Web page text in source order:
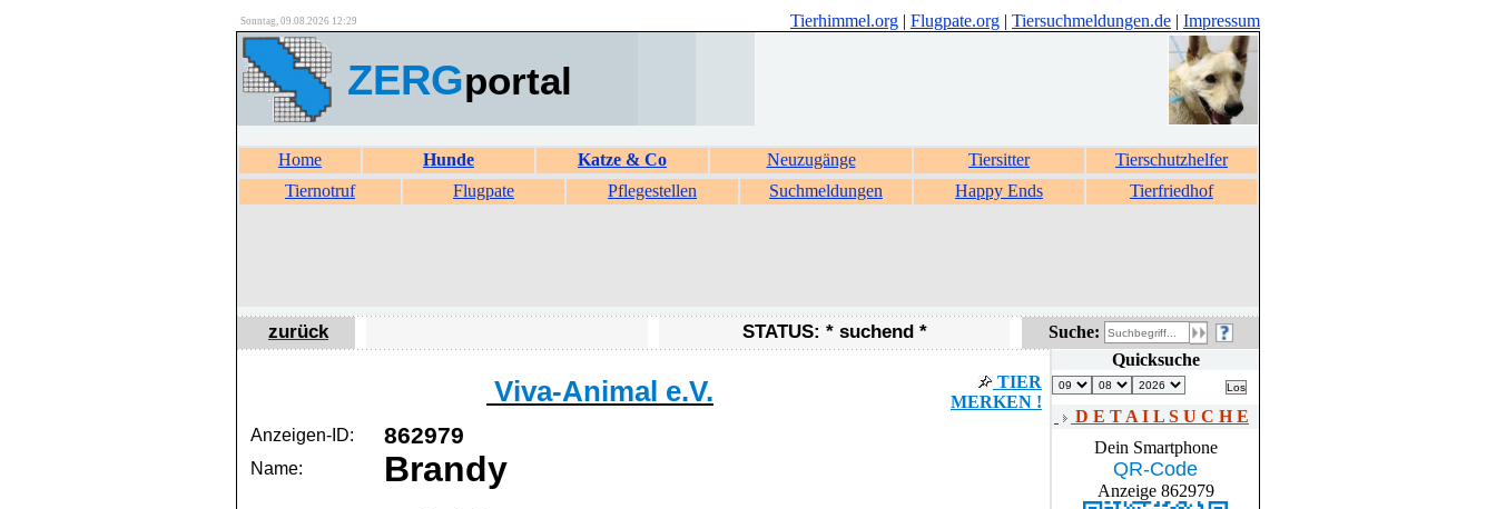
Sonntag, 09.08.2026 12:29 Tierhimmel.org | Flugpate.org | Tiersuchmeldungen.de | Impressum
ZERGportal
Home Hunde Katze & Co Neuzugänge Tiersitter
Tierschutzhelfer
Tiernotruf
Flugpate Pflegestellen Suchmeldungen Happy Ends Tierfriedhof
zurück STATUS: * suchend * Suche:
Viva-Animal e.V.
TIER
MERKEN !
Anzeigen-ID:
862979
Name: Brandy
Quicksuche
D E T A I L S U C H E
Dein Smartphone
QR-Code
Anzeige 862979